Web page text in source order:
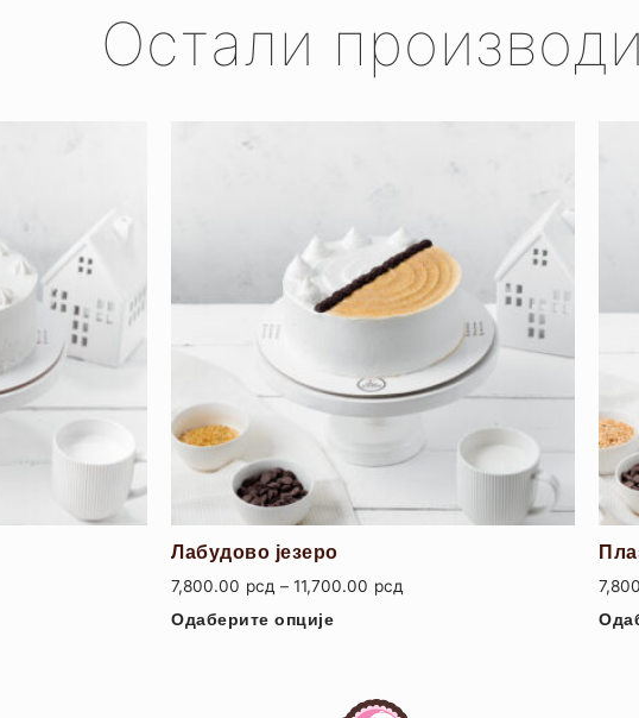
Остали
Лабудово језеро
7,800.00 рсд – 11,700.00 рсд
Одаберите опције